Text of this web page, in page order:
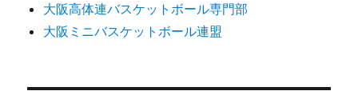
大阪高体連バスケットボール専門部
大阪ミニバスケットボール連盟